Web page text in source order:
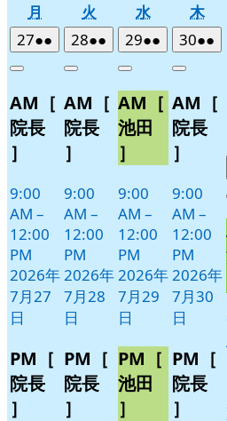
月
曜
日
火
曜
日
水水
曜
日
木木
曜
日
272026
年
月
27
日
●●
件
イ
ベ
ト)
Close
AM［
院長
］
9:00
AM –
12:00
PM
2026年
7月27
日
PM［
院長
］
282026
年
月
28
日
●●
件
イ
ベ
ト)
Close
AM［
院長
］
9:00
AM –
12:00
PM
2026年
7月28
日
PM［
院長
］
292026
年
月
29
日
●●
件
イ
ベ
ト)
Close
AM［
池田
］
9:00
AM –
12:00
PM
2026年
7月29
日
PM［
池田
］
302026
年
月
30
日
●●
件
イ
Close
AM［
院長
］
9:00
AM –
12:00
PM
2026年
7月30
日
PM［
院長
］